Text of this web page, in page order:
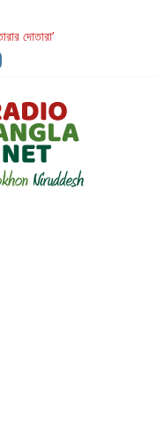
দোতারা’
উদযাপন
That Challenges